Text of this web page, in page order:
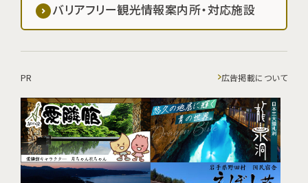
バリアフリー観光情報案内所・対応施設
PR 広告掲載について